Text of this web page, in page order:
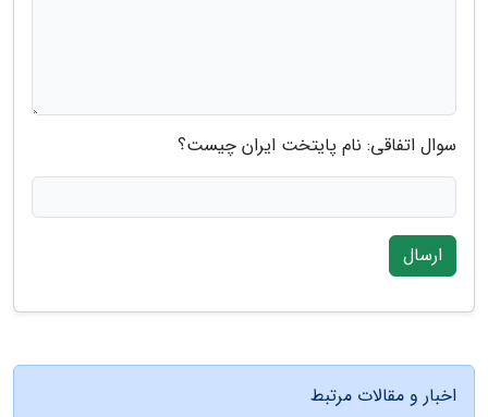
سوال اتفاقی: نام پایتخت ایران چیست؟
ارسال
اخبار و مقالات مرتبط